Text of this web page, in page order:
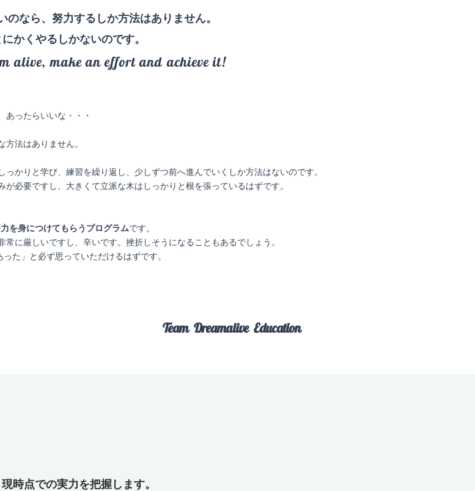
のなら、努力するしか方法はありません。
にかくやるしかないのです。
alive, make an effort and achieve it!
あったらいいな・・・
法はありません。
かりと学び、練習を繰り返し、少しずつ前へ進んでいくしか方法はないのです。
必要ですし、大きくて立派な木はしっかりと根を張っているはずです。
を身につけてもらうプログラムです。
に厳しいですし、辛いです。挫折しそうになることもあるでしょう。
た」と必ず思っていただけるはずです。
Team Dreamalive Education
時点での実力を把握します。